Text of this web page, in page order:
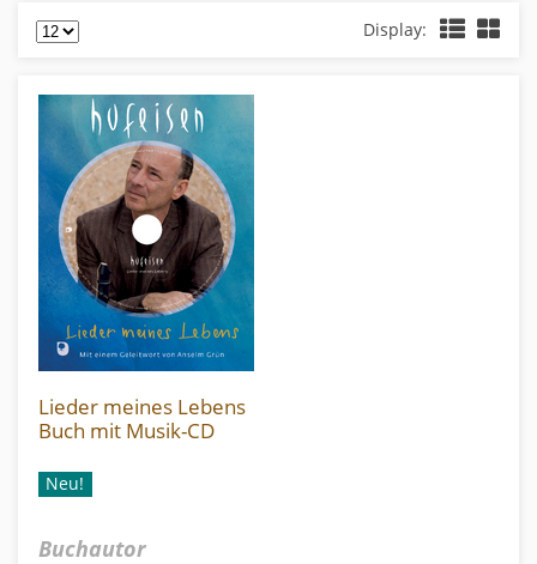
Display:
Lieder meines Lebens
Buch mit Musik-CD
Neu!
Buchautor